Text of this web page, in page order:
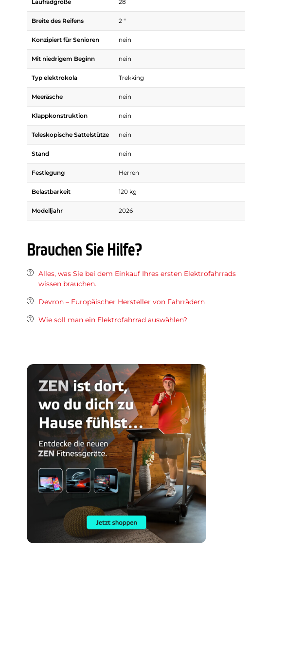
Laufradgröße 28
Breite des Reifens 2 "
Konzipiert für Senioren nein
Mit niedrigem Beginn nein
Typ elektrokola Trekking
Meeräsche nein
Klappkonstruktion nein
Teleskopische Sattelstütze nein
Stand nein
Festlegung Herren
Belastbarkeit 120 kg
Modelljahr 2026
Brauchen Sie Hilfe?
Alles, was Sie bei dem Einkauf Ihres ersten Elektrofahrrads
wissen brauchen.
Devron – Europäischer Hersteller von Fahrrädern
Wie soll man ein Elektrofahrrad auswählen?